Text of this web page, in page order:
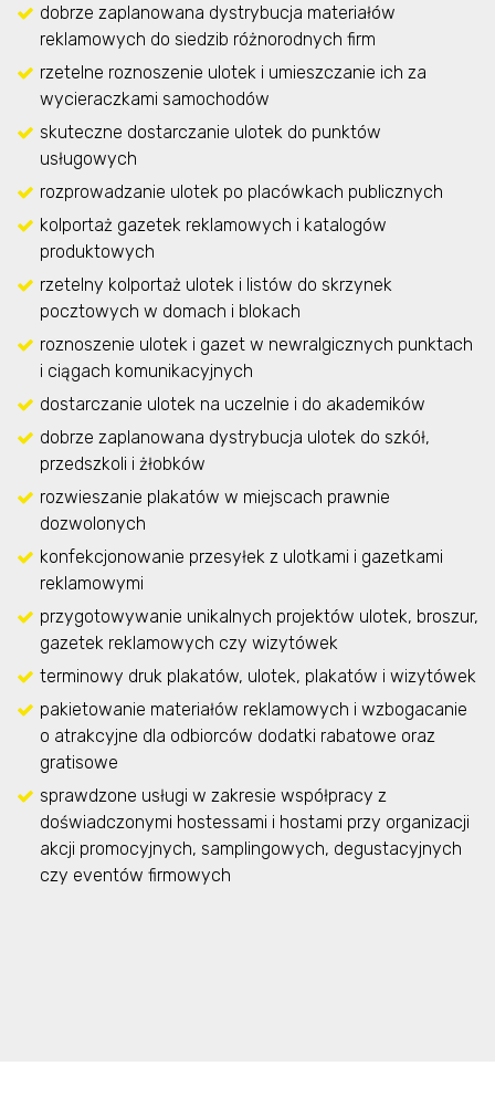
dobrze zaplanowana dystrybucja materiałów
reklamowych do siedzib różnorodnych firm
rzetelne roznoszenie ulotek i umieszczanie ich za
wycieraczkami samochodów
skuteczne dostarczanie ulotek do punktów
usługowych
rozprowadzanie ulotek po placówkach publicznych
kolportaż gazetek reklamowych i katalogów
produktowych
rzetelny kolportaż ulotek i listów do skrzynek
pocztowych w domach i blokach
roznoszenie ulotek i gazet w newralgicznych punktach
i ciągach komunikacyjnych
dostarczanie ulotek na uczelnie i do akademików
dobrze zaplanowana dystrybucja ulotek do szkół,
przedszkoli i żłobków
rozwieszanie plakatów w miejscach prawnie
dozwolonych
konfekcjonowanie przesyłek z ulotkami i gazetkami
reklamowymi
przygotowywanie unikalnych projektów ulotek, broszur,
gazetek reklamowych czy wizytówek
terminowy druk plakatów, ulotek, plakatów i wizytówek
pakietowanie materiałów reklamowych i wzbogacanie
o atrakcyjne dla odbiorców dodatki rabatowe oraz
gratisowe
sprawdzone usługi w zakresie współpracy z
doświadczonymi hostessami i hostami przy organizacji
akcji promocyjnych, samplingowych, degustacyjnych
czy eventów firmowych